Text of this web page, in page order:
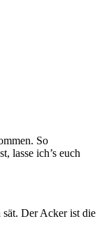
So
lasse ich’s euch
sät. Der Acker ist die